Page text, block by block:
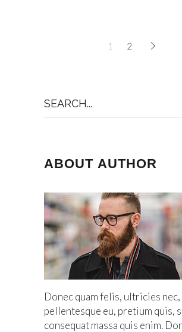
1 2
for:
ABOUT AUTHOR
Donec quam felis, ultricies nec,
pellentesque eu, pretium quis,
consequat massa quis enim.